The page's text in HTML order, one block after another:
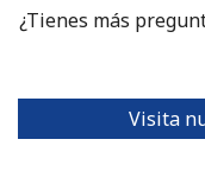
¿Tienes más
Visita